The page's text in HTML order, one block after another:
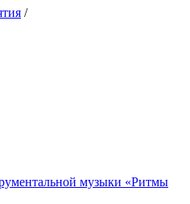
/
музыки «Ритмы